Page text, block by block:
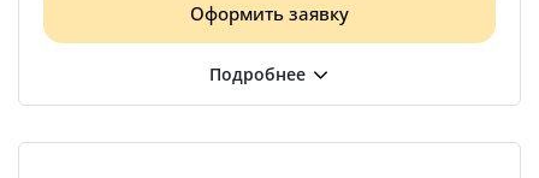
Оформить заявку